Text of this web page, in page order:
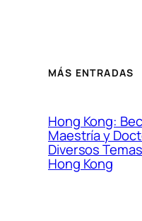
MÁS ENTRADAS
Hong Kong:
Maestría y
Diversos
Hong Kong